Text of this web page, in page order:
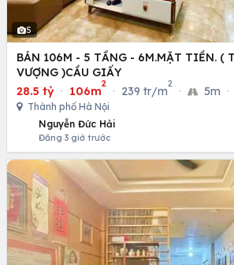
5
BÁN 106M - 5 TẦNG - 6M.MẶT TIỀN. (
VƯỢNG )CẦU GIẤY
28.5 tỷ · 106m
2
· 239 tr/m
2
· 5m ·
Thành phố Hà Nội
Nguyễn Đức Hải
Đăng 3 giờ trước